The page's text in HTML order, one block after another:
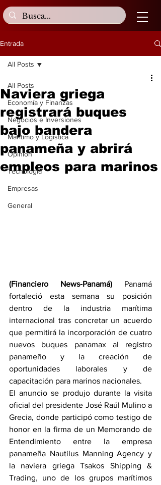
Entrada
All Posts
Economía y Finanzas
Negocios e Inversiones
Marítimo y Logística
Opinión
Tecnología
Empresas
General
All Posts
Naviera griega
registrará buques
bajo bandera
panameña y abrirá
empleos para marinos
(Financiero News-Panamá) Panamá
fortaleció esta semana su posición
dentro de la industria marítima
internacional tras concretar un acuerdo
que permitirá la incorporación de cuatro
nuevos buques panamax al registro
panameño y la creación de
oportunidades laborales y de
capacitación para marinos nacionales.
El anuncio se produjo durante la visita
oficial del presidente José Raúl Mulino a
Grecia, donde participó como testigo de
honor en la firma de un Memorando de
Entendimiento entre la empresa
panameña Nautilus Manning Agency y
la naviera griega Tsakos Shipping &
Trading, uno de los grupos marítimos